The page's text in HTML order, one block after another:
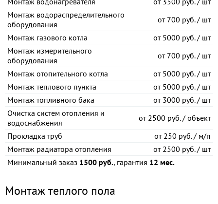
Монтаж водораспределительного
оборудования
от700 руб. / шт
Монтаж газового котла
от5000 руб. / шт
Монтаж измерительного
оборудования
от700 руб. / шт
Монтаж отопительного котла
от5000 руб. / шт
Монтаж теплового пункта
от5000 руб. / шт
Монтаж топливного бака
от3000 руб. / шт
Очистка систем отопления и
водоснабжения
от2500 руб. / объект
Прокладка труб
от250 руб. / м/п
Монтаж радиатора отопления
от2500 руб. / шт
Минимальный заказ 1500 руб., гарантия 12 мес.
Монтаж теплого пола